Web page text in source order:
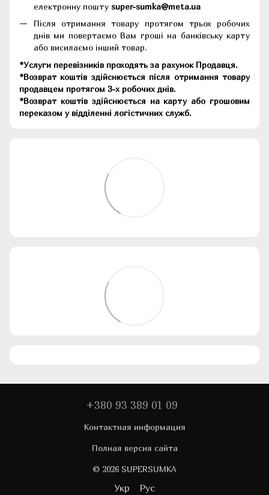
електронну пошту super-sumka@meta.ua
Після отримання товару протягом трьох робочих
днів ми повертаємо Вам гроші на банківську карту
або висилаємо інший товар.
*Услуги перевізників проходять за рахунок Продавця.
*Возврат коштів здійснюється після отримання товару
продавцем протягом 3-х робочих днів.
*Возврат коштів здійснюється на карту або грошовим
переказом у відділенні логістичних служб.
+380 93 389 01 09
Контактная информация
Полная версия сайта
© 2026 SUPERSUMKA
Укр Рус